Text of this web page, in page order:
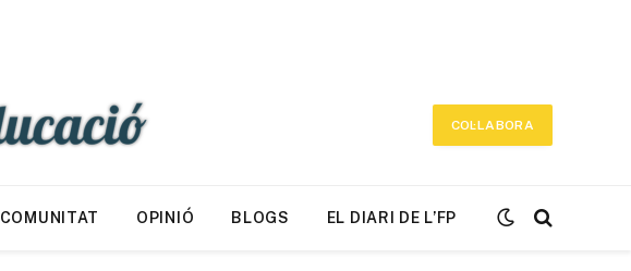
COL·LABORA
COMUNITAT OPINIÓ BLOGS EL DIARI DE L’FP